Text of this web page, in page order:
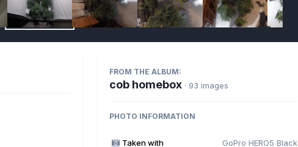
FROM THE ALBUM:
cob homebox · 93 images
PHOTO INFORMATION
Taken with GoPro HERO5 Black